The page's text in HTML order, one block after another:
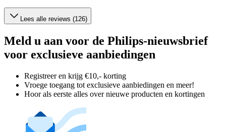
Lees alle reviews (126)
Meld u aan voor de Philips-nieuwsbrief
voor exclusieve aanbiedingen
Registreer en krijg €10,- korting
Vroege toegang tot exclusieve aanbiedingen en meer!
Hoor als eerste alles over nieuwe producten en kortingen